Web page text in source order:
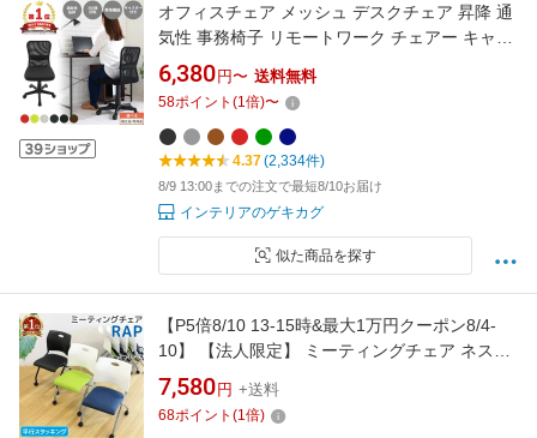
オフィスチェア メッシュ デスクチェア 昇降 通
気性 事務椅子 リモートワーク チェアー キャス
ター付 パソコンチェア 椅子 回転 ゲーミングチ
ェア リクライニング ブラウン/ブラック/ネイビ
ー/グレー 【組立品/完成品が選べる】
CHR100088
6,380 円〜 送料無料
58ポイント (1倍)〜
4.37(2,334件)
8/9 13:00までの注文で最短8/10お届け
インテリアのゲキカグ
似た商品を探す
【P5倍8/10 13-15時&最大1万円クーポン8/4-
10】 【法人限定】 ミーティングチェア ネステ
ィングチェア 椅子 平行スタッキング 会議用椅
子 会議チェア 軽量 移動 キャスター付き 会議室
完成品 セミナー Rap-NC
7,580 円 +送料
68ポイント (1倍)